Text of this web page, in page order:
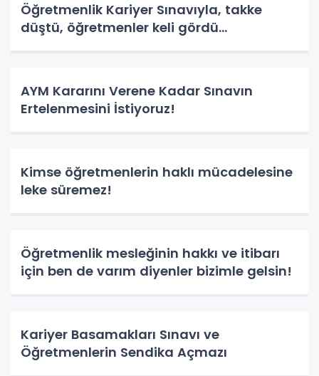
Öğretmenlik Kariyer Sınavıyla, takke
düştü, öğretmenler keli gördü…
AYM Kararını Verene Kadar Sınavın
Ertelenmesini İstiyoruz!
Kimse öğretmenlerin haklı mücadelesine
leke süremez!
Öğretmenlik mesleğinin hakkı ve itibarı
için ben de varım diyenler bizimle gelsin!
Kariyer Basamakları Sınavı ve
Öğretmenlerin Sendika Açmazı